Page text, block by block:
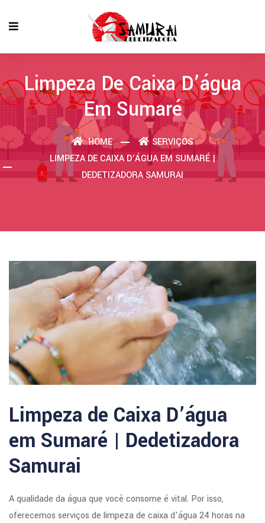
Limpeza De Caixa D’água
Em Sumaré
HOME
SERVIÇOS
LIMPEZA DE CAIXA D’ÁGUA EM SUMARÉ |
DEDETIZADORA SAMURAI
Limpeza de Caixa D’água
em Sumaré | Dedetizadora
Samurai
A qualidade da água que você consome é vital. Por isso,
oferecemos serviços de limpeza de caixa d’água 24 horas na